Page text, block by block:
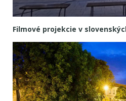
Filmové projekcie v